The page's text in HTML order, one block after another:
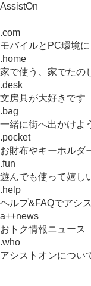
AssistOn
.com
モバイルとPC環境に
.home
家で使う、家でたの
.desk
文房具が大好きです
.bag
一緒に街へ出かけよ
.pocket
お財布やキーホルダ
.fun
遊んでも使って嬉し
.help
ヘルプ&FAQでアシ
a++news
おトク情報ニュース
.who
アシストオンについ